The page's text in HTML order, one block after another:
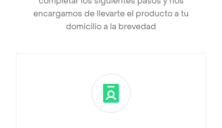
encargamos de llevarte el producto a tu
domicilio a la brevedad